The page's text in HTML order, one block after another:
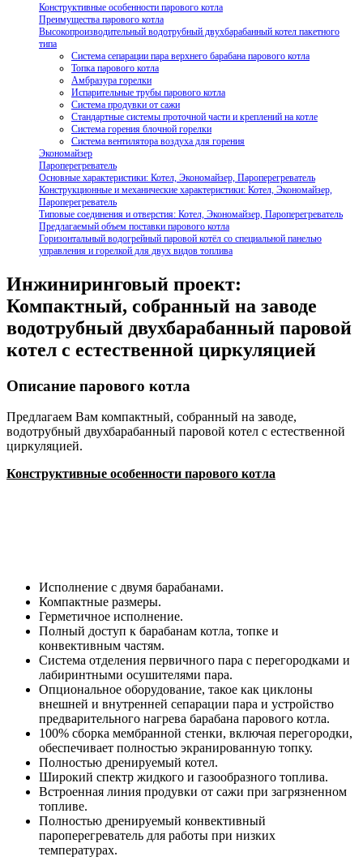
Конструктивные особенности парового котла
Преимущества парового котла
Высокопроизводительный водотрубный двухбарабанный котел пакетного
типа
Система сепарации пара верхнего барабана парового котла
Топка парового котла
Амбразура горелки
Испарительные трубы парового котла
Система продувки от сажи
Стандартные системы проточной части и креплений на котле
Система горения блочной горелки
Система вентилятора воздуха для горения
Экономайзер
Пароперегреватель
Основные характеристики: Котел, Экономайзер, Пароперегреватель
Конструкционные и механические характеристики: Котел, Экономайзер,
Пароперегреватель
Типовые соединения и отверстия: Котел, Экономайзер, Пароперегреватель
Предлагаемый объем поставки парового котла
Горизонтальный водогрейный паровой котёл со специальной панелью
управления и горелкой для двух видов топлива
Инжиниринговый проект:
Компактный, собранный на заводе
водотрубный двухбарабанный паровой
котел с естественной циркуляцией
Описание парового котла
Предлагаем Вам компактный, собранный на заводе,
водотрубный двухбарабанный паровой котел с естественной
циркуляцией.
Конструктивные особенности парового котла
Исполнение с двумя барабанами.
Компактные размеры.
Герметичное исполнение.
Полный доступ к барабанам котла, топке и
конвективным частям.
Система отделения первичного пара с перегородками и
лабиринтными осушителями пара.
Опциональное оборудование, такое как циклоны
внешней и внутренней сепарации пара и устройство
предварительного нагрева барабана парового котла.
100% сборка мембранной стенки, включая перегородки,
обеспечивает полностью экранированную топку.
Полностью дренируемый котел.
Широкий спектр жидкого и газообразного топлива.
Встроенная линия продувки от сажи при загрязненном
топливе.
Полностью дренируемый конвективный
пароперегреватель для работы при низких
температурах.